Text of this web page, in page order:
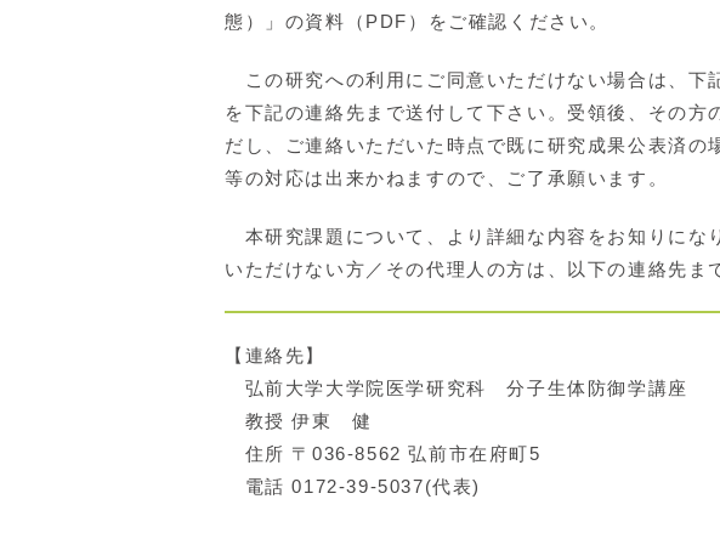
態）
」の資料（PDF）をご確認ください。
この研究への利用にご同意いただけない場合は、下
を下記の連絡先まで送付して下さい。受領後、その方
だし、ご連絡いただいた時点で既に研究成果公表済の
等の対応は出来かねますので、ご了承願います。
本研究課題について、より詳細な内容をお知りにな
いただけない方／その代理人の方は、以下の連絡先ま
【連絡先】
弘前大学大学院医学研究科 分子生体防御学講座
教授 伊東 健
住所 〒036-8562 弘前市在府町5
電話 0172-39-5037(代表)